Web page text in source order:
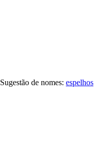
Sugestão de nomes: espelhos